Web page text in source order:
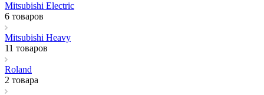
Mitsubishi Electric
6 товаров
Mitsubishi Heavy
11 товаров
Roland
2 товара